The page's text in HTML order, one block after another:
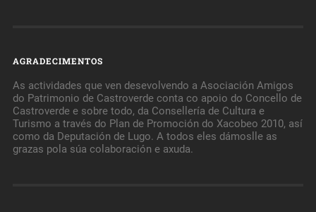
AGRADECIMENTOS
As actividades que ven desevolvendo a Asociación Amigos
do Patrimonio de Castroverde conta co apoio do Concello de
Castroverde e sobre todo, da Consellería de Cultura e
Turismo a través do Plan de Promoción do Xacobeo 2010, así
como da Deputación de Lugo. A todos eles dámoslle as
grazas pola súa colaboración e axuda.